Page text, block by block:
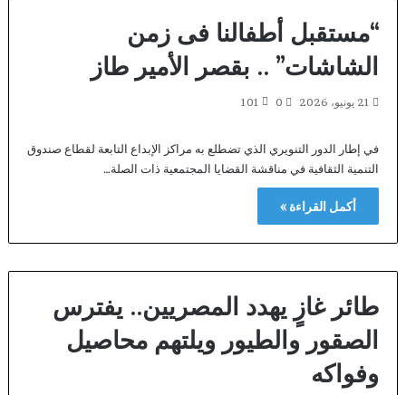
“مستقبل أطفالنا فى زمن
الشاشات” .. بقصر الأمير طاز
21 يونيو، 2026 0
101
في إطار الدور التنويري الذي تضطلع به مراكز الإبداع التابعة لقطاع صندوق
التنمية الثقافية في مناقشة القضايا المجتمعية ذات الصلة…
أكمل القراءة »
طائر غازٍ يهدد المصريين.. يفترس
الصقور والطيور ويلتهم محاصيل
وفواكه